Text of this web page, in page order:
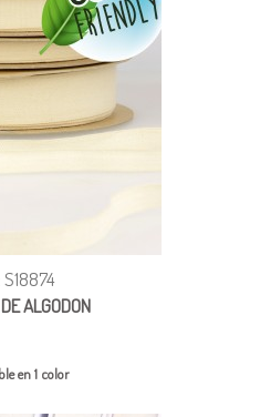
S18874
ALGODON
en 1 color